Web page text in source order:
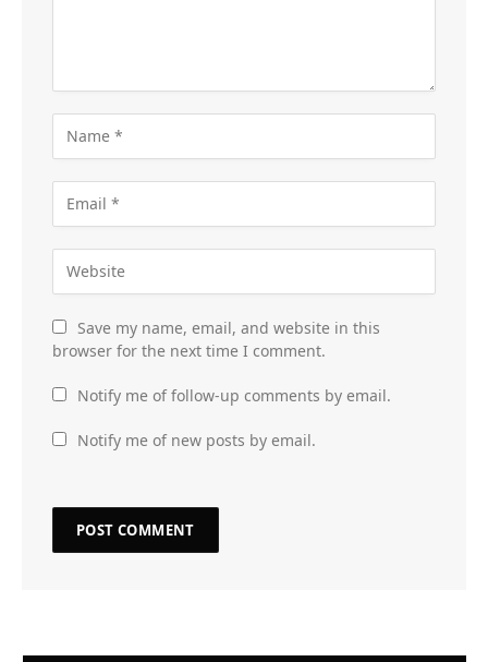
Save my name, email, and website in this
browser for the next time I comment.
Notify me of follow-up comments by email.
Notify me of new posts by email.